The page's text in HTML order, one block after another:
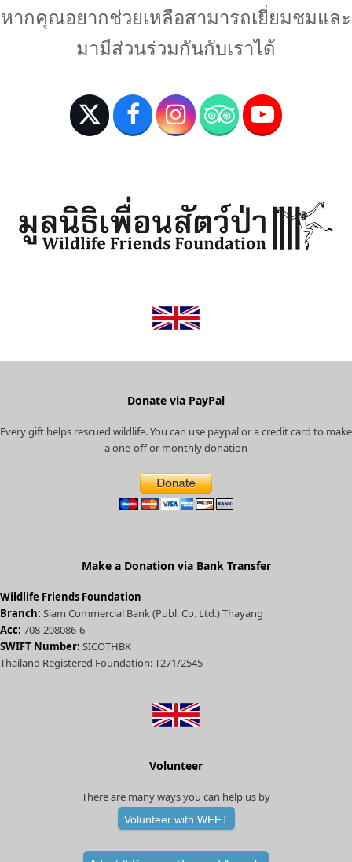
หากคุณอยากช่วยเหลือสามารถเยี่ยมชมและ
มามีส่วนร่วมกันกับเราได้
T
t
e
p
c
F
b
o
I
t
a
g
m
T
p
a
d
r
Y
u
b
Donate via PayPal
Every gift helps rescued wildlife. You can use paypal or a credit card to make
a one-off or monthly donation
Make a Donation via Bank Transfer
Wildlife Friends Foundation
Branch: Siam Commercial Bank (Publ. Co. Ltd.) Thayang
Acc: 708-208086-6
SWIFT Number: SICOTHBK
Thailand Registered Foundation: T271/2545
Volunteer
There are many ways you can help us by
Volunteer with WFFT